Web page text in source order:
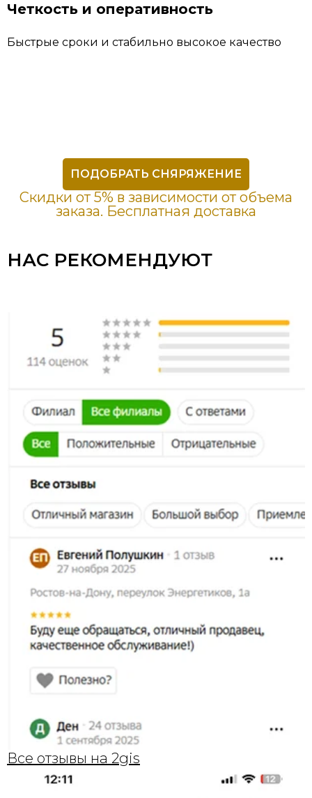
ПОДОБРАТЬ СНЯРЯЖЕНИЕ
Скидки от 5% в зависимости от объема
заказа. Бесплатная доставка
Четкость и оперативность
Быстрые сроки и стабильно высокое качество
НАС РЕКОМЕНДУЮТ
Все отзывы на 2gis